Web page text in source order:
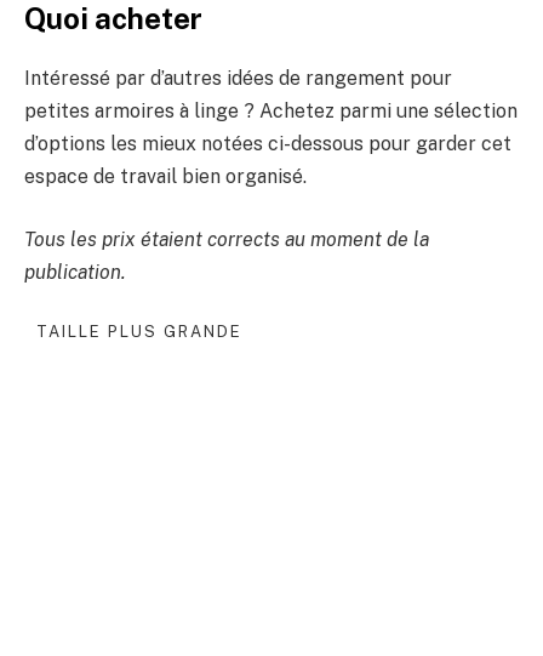
Quoi acheter
Intéressé par d’autres idées de rangement pour
petites armoires à linge ? Achetez parmi une sélection
d’options les mieux notées ci-dessous pour garder cet
espace de travail bien organisé.
Tous les prix étaient corrects au moment de la
publication.
TAILLE PLUS GRANDE